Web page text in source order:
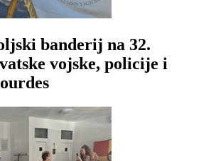
banderij na 32.
vojske, policije i